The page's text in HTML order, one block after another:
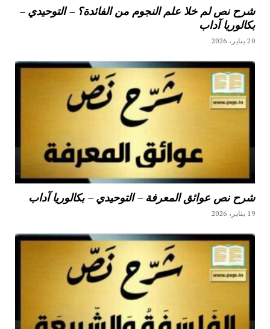
شرح نص لم خلا علم النجوم من الفائدة؟ – التوحيدي –
بكالوريا آداب
20 يناير، 2026
شرح نص عوائق المعرفة – التوحيدي – بكالوريا آداب
19 يناير، 2026